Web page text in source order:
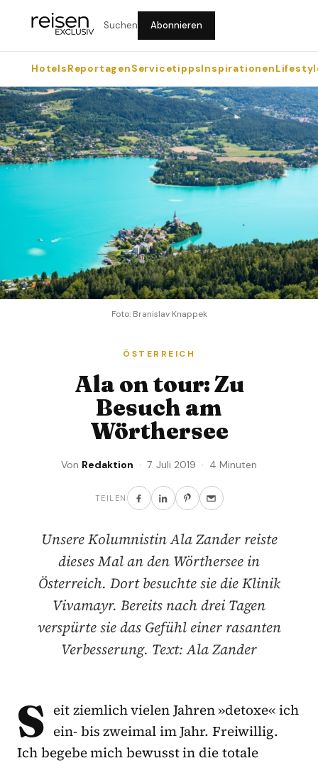
Suchen Abonnieren
HotelsReportagenServicetippsInspirationen
Foto: Branislav Knappek
ÖSTERREICH
Ala on tour: Zu
Besuch am
Wörthersee
Von Redaktion · 7. Juli 2019 · 4 Minuten
TEILEN
Unsere Kolumnistin Ala Zander reiste
dieses Mal an den Wörthersee in
Österreich. Dort besuchte sie die Klinik
Vivamayr. Bereits nach drei Tagen
verspürte sie das Gefühl einer rasanten
Verbesserung. Text: Ala Zander
S eit ziemlich vielen Jahren »detoxe« ich
ein- bis zweimal im Jahr. Freiwillig.
Ich begebe mich bewusst in die totale